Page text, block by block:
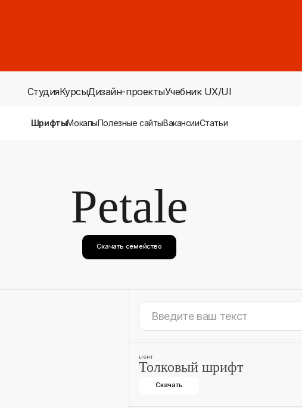
СтудияКурсыДизайн-проектыУчебник UX/UI
ШрифтыМокапыПолезные сайтыВакансииСтатьи
Petale
Скачать семейство
LIGHT
Толковый шрифт
Скачать